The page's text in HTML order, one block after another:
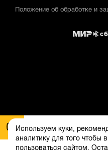
Используем куки,
аналитику для того чтобы
пользоваться сайтом.
Положение об обработке и